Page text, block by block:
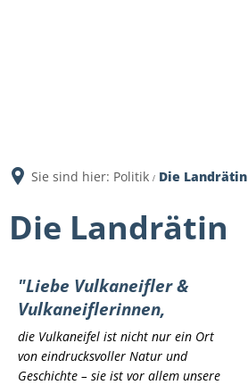
Sie sind hier: Politik Die Landrätin
Die Landrätin
"Liebe Vulkaneifler &
Vulkaneiflerinnen,
die Vulkaneifel ist nicht nur ein Ort
von eindrucksvoller Natur und
Geschichte – sie ist vor allem unsere